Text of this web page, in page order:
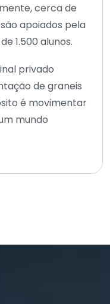
cerca de
apoiados pela
1.500 alunos.
privado
de graneis
é movimentar
mundo